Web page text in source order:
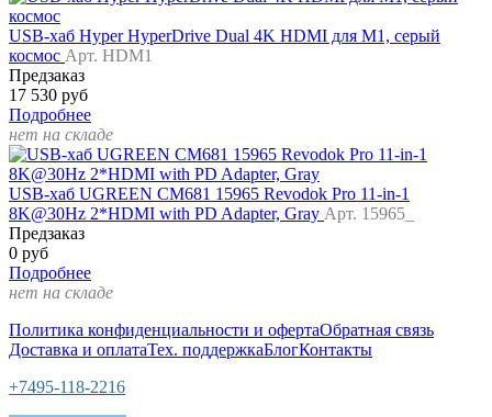
USB-хаб Hyper HyperDrive Dual 4K HDMI для M1, серый
космос Арт. HDM1
Предзаказ
17 530 руб
Подробнее
нет на складе
USB-хаб UGREEN CM681 15965 Revodok Pro 11-in-1
8K@30Hz 2*HDMI with PD Adapter, Gray Арт. 15965_
Предзаказ
0 руб
Подробнее
нет на складе
Политика конфиденциальности и офертаОбратная связь
Доставка и оплатаТех. поддержкаБлогКонтакты
+7495-118-2216